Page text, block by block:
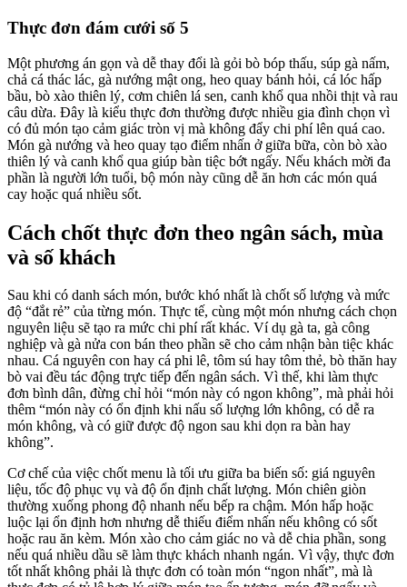
Thực đơn đám cưới số 5
Một phương án gọn và dễ thay đổi là gỏi bò bóp thấu, súp gà nấm,
chả cá thác lác, gà nướng mật ong, heo quay bánh hỏi, cá lóc hấp
bầu, bò xào thiên lý, cơm chiên lá sen, canh khổ qua nhồi thịt và rau
câu dừa. Đây là kiểu thực đơn thường được nhiều gia đình chọn vì
có đủ món tạo cảm giác tròn vị mà không đẩy chi phí lên quá cao.
Món gà nướng và heo quay tạo điểm nhấn ở giữa bữa, còn bò xào
thiên lý và canh khổ qua giúp bàn tiệc bớt ngấy. Nếu khách mời đa
phần là người lớn tuổi, bộ món này cũng dễ ăn hơn các món quá
cay hoặc quá nhiều sốt.
Cách chốt thực đơn theo ngân sách, mùa
và số khách
Sau khi có danh sách món, bước khó nhất là chốt số lượng và mức
độ “đắt rẻ” của từng món. Thực tế, cùng một món nhưng cách chọn
nguyên liệu sẽ tạo ra mức chi phí rất khác. Ví dụ gà ta, gà công
nghiệp và gà nửa con bán theo phần sẽ cho cảm nhận bàn tiệc khác
nhau. Cá nguyên con hay cá phi lê, tôm sú hay tôm thẻ, bò thăn hay
bò vai đều tác động trực tiếp đến ngân sách. Vì thế, khi làm thực
đơn bình dân, đừng chỉ hỏi “món này có ngon không”, mà phải hỏi
thêm “món này có ổn định khi nấu số lượng lớn không, có dễ ra
món không, và có giữ được độ ngon sau khi dọn ra bàn hay
không”.
Cơ chế của việc chốt menu là tối ưu giữa ba biến số: giá nguyên
liệu, tốc độ phục vụ và độ ổn định chất lượng. Món chiên giòn
thường xuống phong độ nhanh nếu bếp ra chậm. Món hấp hoặc
luộc lại ổn định hơn nhưng dễ thiếu điểm nhấn nếu không có sốt
hoặc rau ăn kèm. Món xào cho cảm giác no và dễ chia phần, song
nếu quá nhiều dầu sẽ làm thực khách nhanh ngán. Vì vậy, thực đơn
tốt nhất không phải là thực đơn có toàn món “ngon nhất”, mà là